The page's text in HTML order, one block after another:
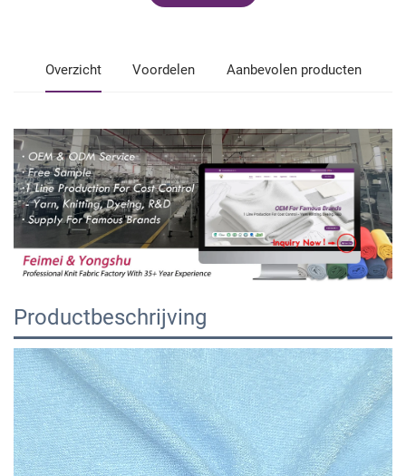
Overzicht Voordelen Aanbevolen producten
Productbeschrijving